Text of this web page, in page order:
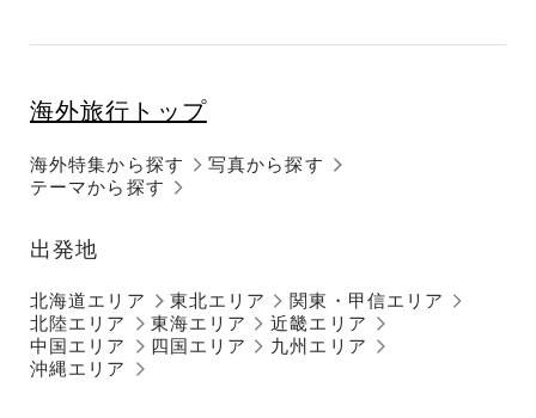
海外旅行トップ
海外特集から探す
テーマから探す
写真から探す
出発地
北海道エリア 東北エリア
関東・甲信エリア
北陸エリア
東海エリア
近畿エリア
中国エリア
四国エリア
九州エリア
沖縄エリア